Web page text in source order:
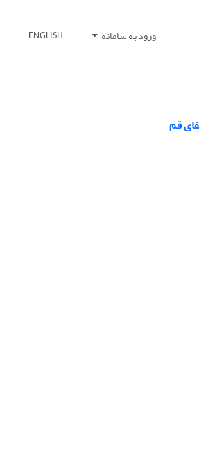
ورود به سامانه ENGLISH
قم